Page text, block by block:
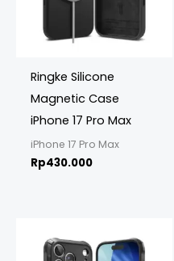
Ringke Silicone
Magnetic Case
iPhone 17 Pro Max
iPhone 17 Pro Max
Rp430.000